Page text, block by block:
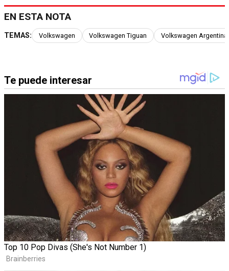
EN ESTA NOTA
TEMAS: Volkswagen Volkswagen Tiguan Volkswagen Argentina